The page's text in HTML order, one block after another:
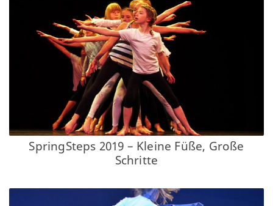
SpringSteps 2019 – Kleine Füße, Große
Schritte